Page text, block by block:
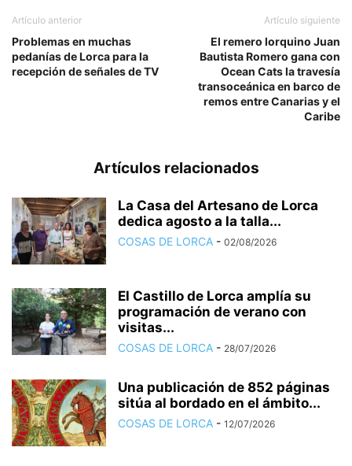
Artículo anterior
Problemas en muchas
pedanías de Lorca para la
recepción de señales de TV
Artículo siguiente
El remero lorquino Juan
Bautista Romero gana con
Ocean Cats la travesía
transoceánica en barco de
remos entre Canarias y el
Caribe
Artículos relacionados
La Casa del Artesano de Lorca
dedica agosto a la talla...
COSAS DE LORCA - 02/08/2026
El Castillo de Lorca amplía su
programación de verano con
visitas...
COSAS DE LORCA - 28/07/2026
Una publicación de 852 páginas
sitúa al bordado en el ámbito...
COSAS DE LORCA - 12/07/2026